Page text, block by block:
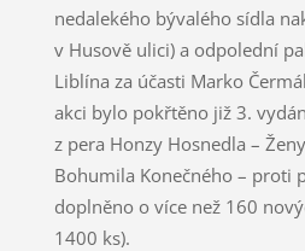
nedalekého bývalého sídla
v Husově ulici) a odpolední
Liblína za účasti Marko
akci bylo pokřtěno již 3.
z pera Honzy Hosnedla –
Bohumila Konečného – proti
doplněno o více než 160
1400 ks).